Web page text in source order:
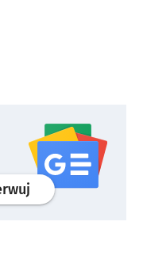
profilgoogle news